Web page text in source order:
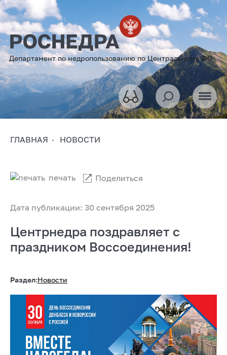
Департамент по недропользованию по Центральному ФО
ГЛАВНАЯ НОВОСТИ
Дата публикации: 30 сентября 2025
печать Поделиться
Центрнедра поздравляет с
праздником Воссоединения!
Раздел:Новости